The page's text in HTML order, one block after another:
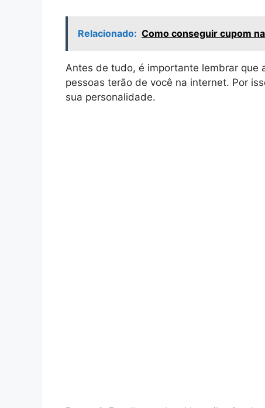
Relacionado: Como conseguir cupom
Antes de tudo, é importante lembrar que
pessoas terão de você na internet. Por
sua personalidade.